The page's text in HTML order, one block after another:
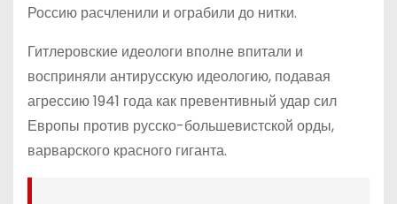
Россию расчленили и ограбили до нитки.
Гитлеровские идеологи вполне впитали и
восприняли антирусскую идеологию, подавая
агрессию 1941 года как превентивный удар сил
Европы против русско-большевистской орды,
варварского красного гиганта.